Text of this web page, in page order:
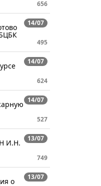
656
14/07
495
14/07
624
14/07
527
13/07
И.Н.
749
13/07
о